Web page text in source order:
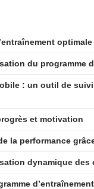
du programme
: un outil de suivi
et motivation
la performance
dynamique des